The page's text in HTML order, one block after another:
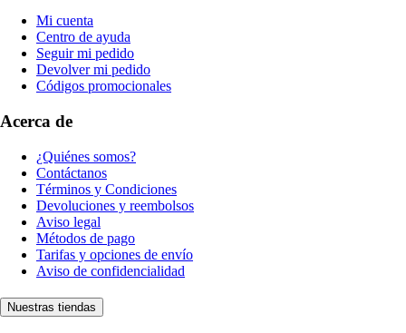
Mi cuenta
Centro de ayuda
Seguir mi pedido
Devolver mi pedido
Códigos promocionales
Acerca de
¿Quiénes somos?
Contáctanos
Términos y Condiciones
Devoluciones y reembolsos
Aviso legal
Métodos de pago
Tarifas y opciones de envío
Aviso de confidencialidad
Nuestras tiendas